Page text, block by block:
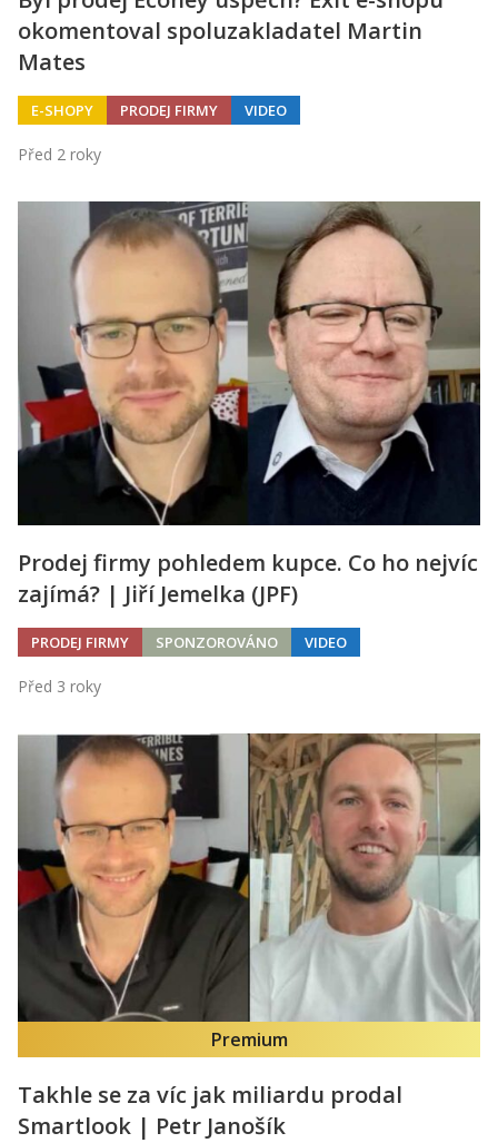
okomentoval spoluzakladatel Martin
Mates
E-SHOPY PRODEJ FIRMY VIDEO
Před 2 roky
Prodej firmy pohledem kupce. Co ho nejvíc
zajímá? | Jiří Jemelka (JPF)
PRODEJ FIRMY SPONZOROVÁNO VIDEO
Před 3 roky
Premium
Takhle se za víc jak miliardu prodal
Smartlook | Petr Janošík